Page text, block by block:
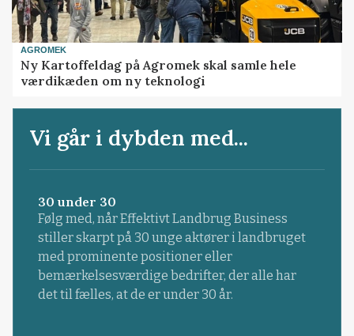
AGROMEK
Ny Kartoffeldag på Agromek skal samle hele
værdikæden om ny teknologi
Vi går i dybden med...
30 under 30
Følg med, når Effektivt Landbrug Business
stiller skarpt på 30 unge aktører i landbruget
med prominente positioner eller
bemærkelsesværdige bedrifter, der alle har
det til fælles, at de er under 30 år.